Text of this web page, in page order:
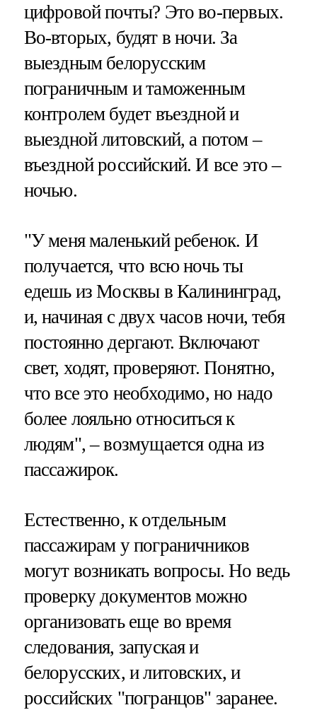
цифровой почты? Это во-первых.
Во-вторых, будят в ночи. За
выездным белорусским
пограничным и таможенным
контролем будет въездной и
выездной литовский, а потом –
въездной российский. И все это –
ночью.
"У меня маленький ребенок. И
получается, что всю ночь ты
едешь из Москвы в Калининград,
и, начиная с двух часов ночи, тебя
постоянно дергают. Включают
свет, ходят, проверяют. Понятно,
что все это необходимо, но надо
более лояльно относиться к
людям", – возмущается одна из
пассажирок.
Естественно, к отдельным
пассажирам у пограничников
могут возникать вопросы. Но ведь
проверку документов можно
организовать еще во время
следования, запуская и
белорусских, и литовских, и
российских "погранцов" заранее.